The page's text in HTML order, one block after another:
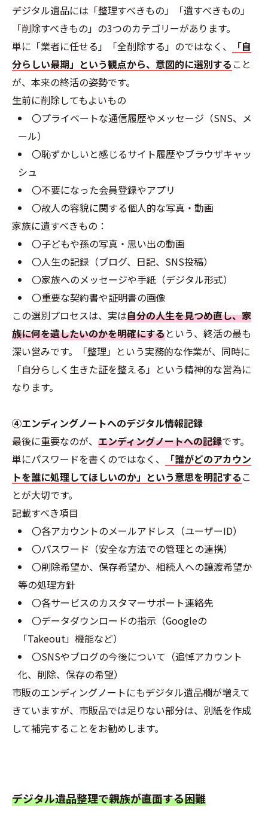
デジタル遺品には「整理すべきもの」「遺すべきもの」
「削除すべきもの」の3つのカテゴリーがあります。
単に「業者に任せる」「全削除する」のではなく、
「自
分らしい最期」という観点から、意図的に選別すること
が、本来の終活の姿勢です。
生前に削除してもよいもの
〇プライベートな通信履歴やメッセージ（SNS、メ
ール）
〇恥ずかしいと感じるサイト履歴やブラウザキャッ
シュ
〇不要になった会員登録やアプリ
〇故人の容貌に関する個人的な写真・動画
家族に遺すべきもの：
〇子どもや孫の写真・思い出の動画
〇人生の記録（ブログ、日記、SNS投稿）
〇家族へのメッセージや手紙（デジタル形式）
〇重要な契約書や証明書の画像
この選別プロセスは、実は自分の人生を見つめ直し、家
族に何を遺したいのかを明確にするという、終活の最も
深い営みです。「整理」という実務的な作業が、同時に
「自分らしく生きた証を整える」という精神的な営為に
なります。
④エンディングノートへのデジタル情報記録
最後に重要なのが、 エンディングノートへの記録です。
単にパスワードを書くのではなく、
「誰がどのアカウン
トを誰に処理してほしいのか」という意思を明記するこ
とが大切です。
記載すべき項目
〇各アカウントのメールアドレス（ユーザーID）
〇パスワード（安全な方法での管理との連携）
〇削除希望か、保存希望か、相続人への譲渡希望か
等の処理方針
〇各サービスのカスタマーサポート連絡先
〇データダウンロードの指示（Googleの
「Takeout」機能など）
〇SNSやブログの今後について（追悼アカウント
化、削除、保存の希望）
市販のエンディングノートにもデジタル遺品欄が増えて
きていますが、市販品では足りない部分は、別紙を作成
して補完することをお勧めします。
デジタル遺品整理で親族が直面する困難